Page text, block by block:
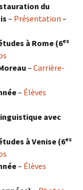
du
– Présentation –
à Rome (6es
– Carrière-
– Élèves
avec
à Venise (6es
– Élèves